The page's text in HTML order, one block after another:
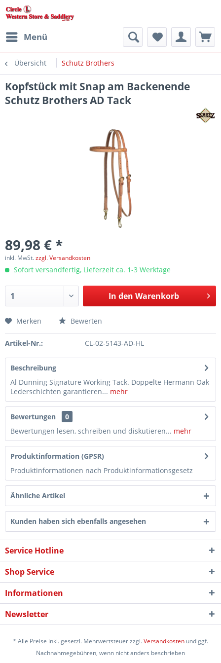
Menü
Übersicht Schutz Brothers
Kopfstück mit Snap am Backenende
Schutz Brothers AD Tack
89,98 € *
inkl. MwSt.zzgl. Versandkosten
Sofort versandfertig, Lieferzeit ca. 1-3 Werktage
In den Warenkorb
Merken Bewerten
Artikel-Nr.: CL-02-5143-AD-HL
Beschreibung
Al Dunning Signature Working Tack. Doppelte Hermann Oak
Lederschichten garantieren... mehr
Bewertungen
0
Bewertungen lesen, schreiben und diskutieren... mehr
Produktinformation (GPSR)
Produktinformationen nach Produktinformationsgesetz
Ähnliche Artikel
Kunden haben sich ebenfalls angesehen
Service Hotline
Shop Service
Informationen
Newsletter
* Alle Preise inkl. gesetzl. Mehrwertsteuer zzgl.Versandkosten und ggf.
Nachnahmegebühren, wenn nicht anders beschrieben